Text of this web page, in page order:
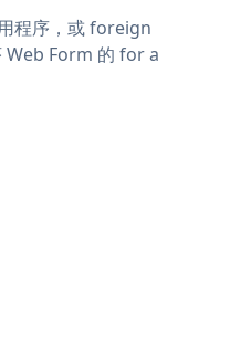
程序，或 foreign
Web Form 的 for a